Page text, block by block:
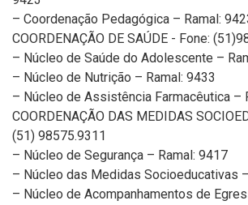
– Coordenação Pedagógica – Ramal:
COORDENAÇÃO DE SAÚDE - Fone:
– Núcleo de Saúde do Adolescente –
– Núcleo de Nutrição – Ramal: 9433
– Núcleo de Assistência Farmacêutica –
COORDENAÇÃO DAS MEDIDAS
(51) 98575.9311
– Núcleo de Segurança – Ramal: 9417
– Núcleo das Medidas Socioeducativas
– Núcleo de Acompanhamentos de